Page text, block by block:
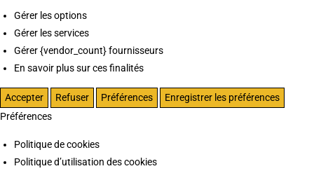
Gérer les options
Gérer les services
Gérer {vendor_count} fournisseurs
En savoir plus sur ces finalités
Accepter Refuser Préférences
Enregistrer les préférences
Préférences
Politique de cookies
Politique d’utilisation des cookies